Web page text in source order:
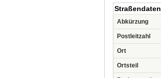
Straßendaten
Abkürzung
Postleitzahl
Ort
Ortsteil